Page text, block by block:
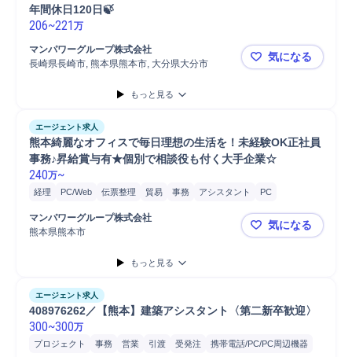
年間休日120日🍃
206~221 万
マンパワーグループ株式会社
長崎県長崎市, 熊本県熊本市, 大分県大分市
【学歴不問
気になる
もっと見る
エージェント求人
熊本綺麗なオフィスで毎日理想の生活を！未経験OK正社員
事務♪昇給賞与有★個別で相談役も付く大手企業☆
240万~
経理 PC/Web 伝票整理 貿易 事務 アシスタント
PC
受付 受発注
携帯電話/PC/PC周辺機器
電話問い合わせ対応
マンパワーグループ株式会社
熊本県熊本市
熊本綺麗な
気になる
もっと見る
エージェント求人
408976262／【熊本】建築アシスタント〈第二新卒歓迎〉
300~300万
プロジェクト 事務 営業 引渡 受発注
携帯電話/PC/PC周辺機器